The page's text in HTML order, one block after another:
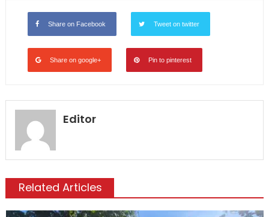
Share on Facebook Tweet on twitter
Share on google+ Pin to pinterest
Editor
Related Articles